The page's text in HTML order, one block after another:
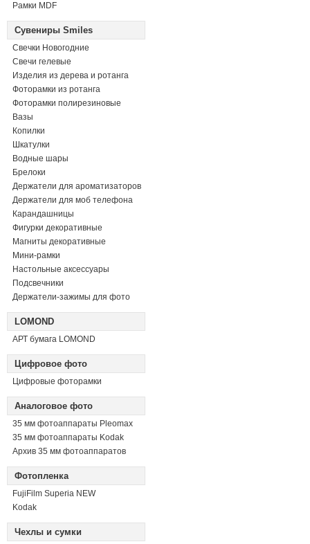
Рамки MDF
Сувениры Smiles
Свечки Новогодние
Свечи гелевые
Изделия из дерева и ротанга
Фоторамки из ротанга
Фоторамки полирезиновые
Вазы
Копилки
Шкатулки
Водные шары
Брелоки
Держатели для ароматизаторов
Держатели для моб телефона
Карандашницы
Фигурки декоративные
Магниты декоративные
Мини-рамки
Настольные аксессуары
Подсвечники
Держатели-зажимы для фото
LOMOND
АРТ бумага LOMOND
Цифровое фото
Цифровые фоторамки
Аналоговое фото
35 мм фотоаппараты Pleomax
35 мм фотоаппараты Kodak
Архив 35 мм фотоаппаратов
Фотопленка
FujiFilm Superia NEW
Kodak
Чехлы и сумки